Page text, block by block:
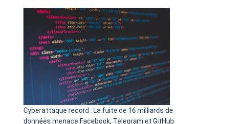
sans-
abri
en
3
secondes
Wrapped
2025
est
:
Le
Wrapped
Party
pour
comparer
Cyberattaque record : La fuite de 16 milliards de
données menace Facebook, Telegram et GitHub